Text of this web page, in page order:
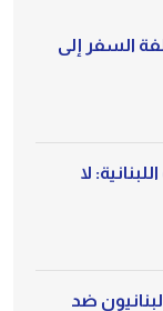
السفر إلى
لا
ضد